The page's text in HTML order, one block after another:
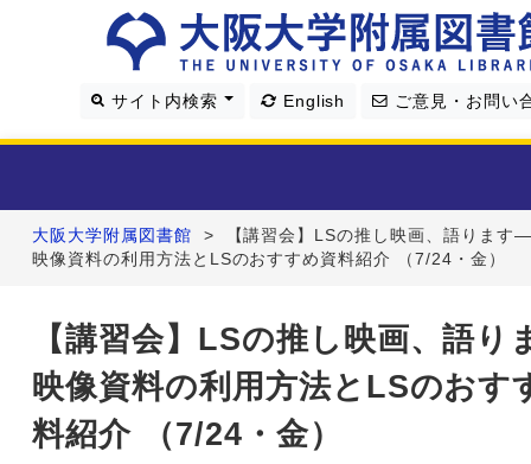
サイト内検索 English ご意見・お問い
利用案内
学習・研究支援
図書館について
大阪大学附属図書館 >
【講習会】LSの推し映画、語ります―
映像資料の利用方法とLSのおすすめ資料紹介 （7/24・金）
【講習会】LSの推し映画、語
映像資料の利用方法とLSのおす
料紹介 （7/24・金）